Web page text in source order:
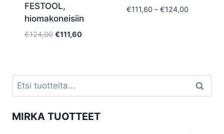
FESTOOL,
hiomakoneisiin
€124,00 Alkuperäinen
€111,60Nykyinen
€111,60 – €124,00
Etsi: Haku
MIRKA TUOTTEET